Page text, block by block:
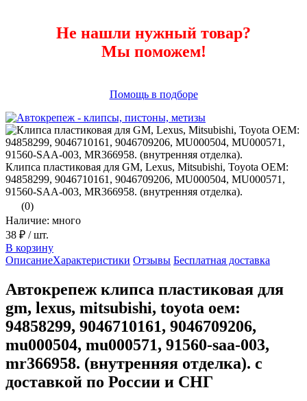
Не нашли нужный товар?
Мы поможем!
Помощь в подборе
Клипса пластиковая для GM, Lexus, Mitsubishi, Toyota ОЕМ:
94858299, 9046710161, 9046709206, MU000504, MU000571,
91560-SAA-003, MR366958. (внутренняя отделка).
(0)
Наличие: много
38 ₽ / шт.
В корзину
ОписаниеХарактеристики Отзывы Бесплатная доставка
Автокрепеж клипса пластиковая для
gm, lexus, mitsubishi, toyota оем:
94858299, 9046710161, 9046709206,
mu000504, mu000571, 91560-saa-003,
mr366958. (внутренняя отделка). с
доставкой по России и СНГ